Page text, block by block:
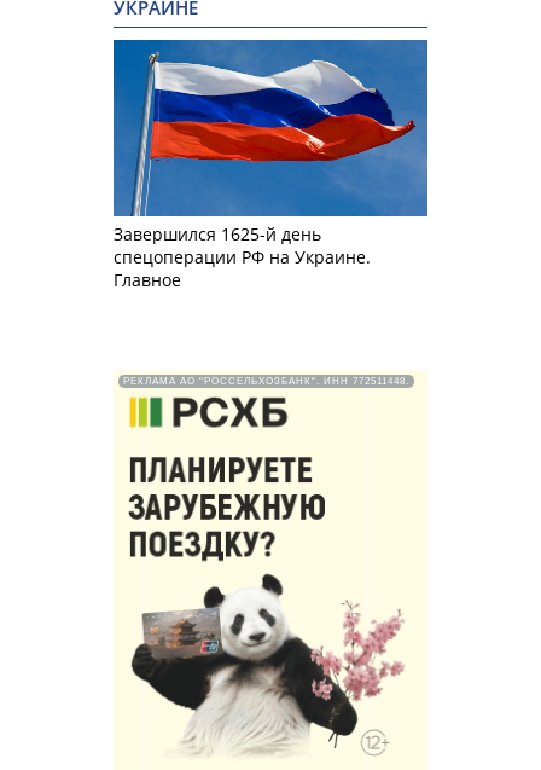
УКРАИНЕ
Завершился 1625-й день
спецоперации РФ на Украине.
Главное
РЕКЛАМА АО "РОССЕЛЬХОЗБАНК". ИНН 772511448.